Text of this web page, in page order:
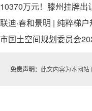
10370万元！滕州挂牌出
联迪·春和景明 | 纯粹梯
致
市国土空间规划委员会
免责声明： 此文内容为本网